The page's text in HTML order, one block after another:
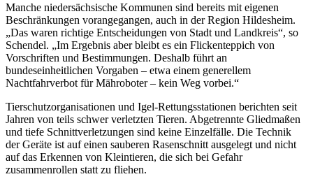
Manche niedersächsische Kommunen sind bereits mit eigenen
Beschränkungen vorangegangen, auch in der Region Hildesheim.
„Das waren richtige Entscheidungen von Stadt und Landkreis“, so
Schendel. „Im Ergebnis aber bleibt es ein Flickenteppich von
Vorschriften und Bestimmungen. Deshalb führt an
bundeseinheitlichen Vorgaben – etwa einem generellem
Nachtfahrverbot für Mähroboter – kein Weg vorbei.“
Tierschutzorganisationen und Igel-Rettungsstationen berichten seit
Jahren von teils schwer verletzten Tieren. Abgetrennte Gliedmaßen
und tiefe Schnittverletzungen sind keine Einzelfälle. Die Technik
der Geräte ist auf einen sauberen Rasenschnitt ausgelegt und nicht
auf das Erkennen von Kleintieren, die sich bei Gefahr
zusammenrollen statt zu fliehen.